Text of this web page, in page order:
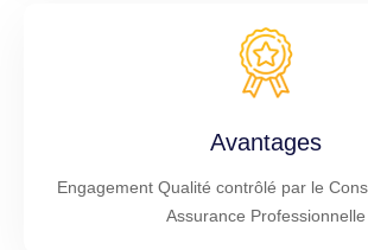
Avantages
Engagement Qualité contrôlé par le
Assurance Professionnelle